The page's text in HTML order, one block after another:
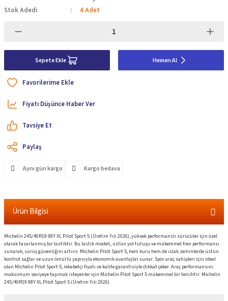
Stok Adedi
4 Adet
Sepete Ekle Hemen Al
Fiyatı Düşünce Haber Ver
Tavsiye Et
Paylaş
Aynı gün kargo Kargo bedava
Ürün Bilgisi
Michelin 245/40R19 98Y XL Pilot Sport 5 (Üretim Yılı 2026), yüksek performanslı sürücüler için özel
olarak tasarlanmış bir lastiktir. Bu lastik modeli, üstün yol tutuşu ve mükemmel fren performansı
sunarak, sürüş güvenliğini artırır. Michelin Pilot Sport 5, hem kuru hem de ıslak zeminlerde üstün
kontrol sağlar ve uzun ömürlü yapısıyla ekonomik avantajlar sunar. Spor araç sahipleri için ideal
olan Michelin Pilot Sport 5, rekabetçi fiyatı ve kalite garantisiyle dikkat çeker. Araç performansını
maksimum seviyeye taşımak isteyenler için Michelin Pilot Sport 5 mükemmel bir tercihtir. Michelin
245/40R19 98Y XL Pilot Sport 5 (Üretim Yılı 2026)